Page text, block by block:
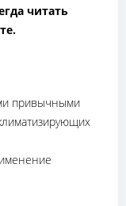
читать
привычными